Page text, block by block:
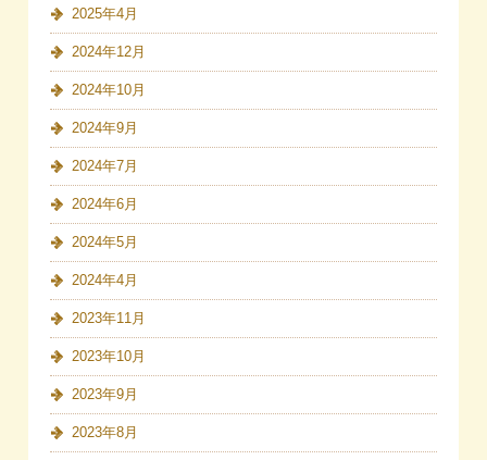
2025年4月
2024年12月
2024年10月
2024年9月
2024年7月
2024年6月
2024年5月
2024年4月
2023年11月
2023年10月
2023年9月
2023年8月